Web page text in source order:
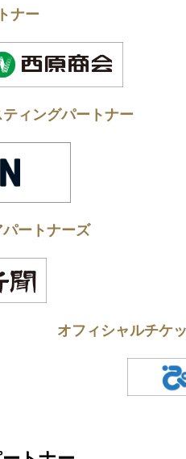
ナー
ィングパートナー
ートナーズ
オフィシャルチケ